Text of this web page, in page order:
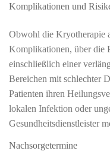
Komplikationen und
Obwohl die Kryotherapie
Komplikationen, über die
einschließlich einer
Bereichen mit schlechter
Patienten ihren
lokalen Infektion oder
Gesundheitsdienstleister
Nachsorgetermine